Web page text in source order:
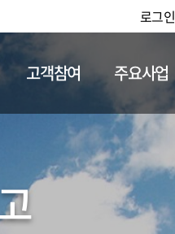
로그인
채용정보
고객참여 주요사업